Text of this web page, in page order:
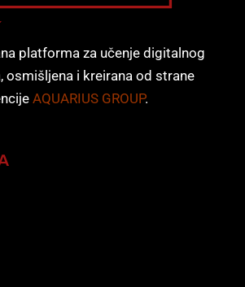
platforma za učenje digitalnog
osmišljena i kreirana od strane
AQUARIUS GROUP.